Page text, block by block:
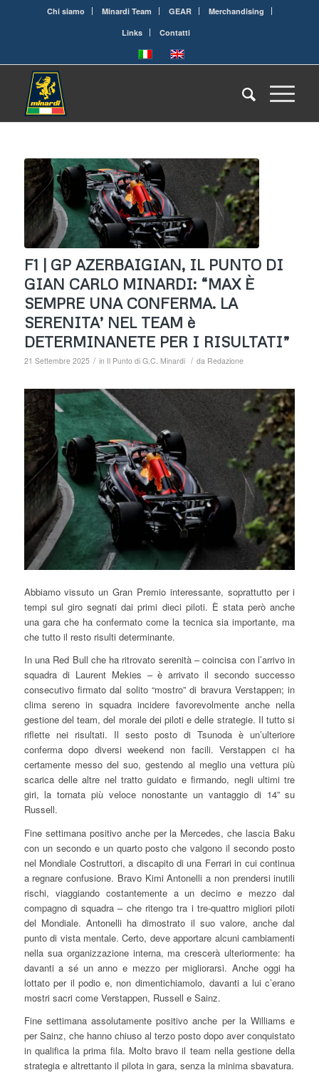
Chi siamo Minardi Team GEAR
Merchandising
Links
Contatti
F1 | GP AZERBAIGIAN, IL PUNTO DI
GIAN CARLO MINARDI: “MAX È
SEMPRE UNA CONFERMA. LA
SERENITA’ NEL TEAM è
DETERMINANETE PER I RISULTATI”
21 Settembre 2025 / in Il Punto di G.C. Minardi / da Redazione
Abbiamo vissuto un Gran Premio interessante, soprattutto per i
tempi sul giro segnati dai primi dieci piloti. È stata però anche
una gara che ha confermato come la tecnica sia importante, ma
che tutto il resto risulti determinante.
In una Red Bull che ha ritrovato serenità – coincisa con l’arrivo in
squadra di Laurent Mekies – è arrivato il secondo successo
consecutivo firmato dal solito “mostro” di bravura Verstappen; in
clima sereno in squadra incidere favorevolmente anche nella
gestione del team, del morale dei piloti e delle strategie. Il tutto si
riflette nei risultati. Il sesto posto di Tsunoda è un’ulteriore
conferma dopo diversi weekend non facili. Verstappen ci ha
certamente messo del suo, gestendo al meglio una vettura più
scarica delle altre nel tratto guidato e firmando, negli ultimi tre
giri, la tornata più veloce nonostante un vantaggio di 14” su
Russell.
Fine settimana positivo anche per la Mercedes, che lascia Baku
con un secondo e un quarto posto che valgono il secondo posto
nel Mondiale Costruttori, a discapito di una Ferrari in cui continua
a regnare confusione. Bravo Kimi Antonelli a non prendersi inutili
rischi, viaggiando costantemente a un decimo e mezzo dal
compagno di squadra – che ritengo tra i tre-quattro migliori piloti
del Mondiale. Antonelli ha dimostrato il suo valore, anche dal
punto di vista mentale. Certo, deve apportare alcuni cambiamenti
nella sua organizzazione interna, ma crescerà ulteriormente: ha
davanti a sé un anno e mezzo per migliorarsi. Anche oggi ha
lottato per il podio e, non dimentichiamolo, davanti a lui c’erano
mostri sacri come Verstappen, Russell e Sainz.
Fine settimana assolutamente positivo anche per la Williams e
per Sainz, che hanno chiuso al terzo posto dopo aver conquistato
in qualifica la prima fila. Molto bravo il team nella gestione della
strategia e altrettanto il pilota in gara, senza la minima sbavatura.